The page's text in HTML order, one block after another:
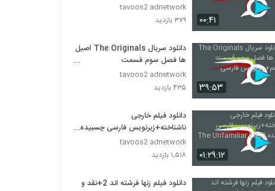
۰۰:۴۱
tavoos2 adnetwork
۳۷۹ بازدید
۳۹:۵۳
دانلود سریال The Originals اصیل
ها فصل سوم قسمت
نوزدهم+زیرنویس فارسی
tavoos2 adnetwork
۴۳۵ بازدید
۰۱:۲۹:۱۲
دانلود فیلم خارجی
ناشناخته+زیرنویس فارسی چسبیده
The Unfamiliar 2020
tavoos2 adnetwork
۱,۵۱۸ بازدید
دانلود فیلم زنها فرشته اند 2+نقد و